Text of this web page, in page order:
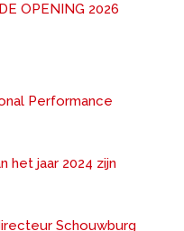
OPENING 2026
Performance
het jaar 2024 zijn
Schouwburg